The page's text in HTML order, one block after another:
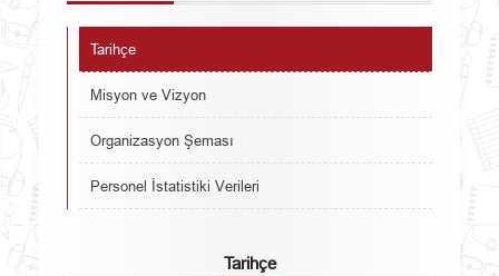
Tarihçe
Misyon ve Vizyon
Organizasyon Şeması
Personel İstatistiki Verileri
Tarihçe